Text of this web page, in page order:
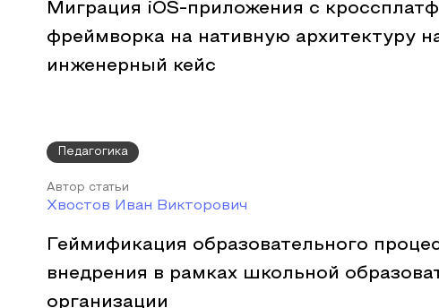
Миграция iOS-приложения с
фреймворка на нативную архитектуру
инженерный кейс
Педагогика
Автор статьи
Хвостов Иван Викторович
Геймификация образовательного
внедрения в рамках школьной
организации